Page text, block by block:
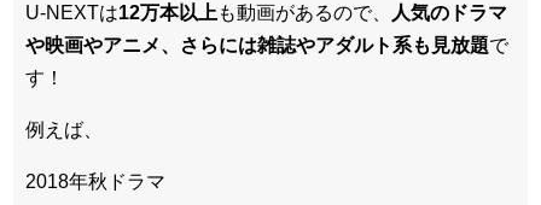
U-NEXTは12万本以上 も動画があるので、
人気のドラマ
や映画やアニメ、さらには雑誌やアダルト系も見放題で
す！
例えば、
2018年秋ドラマ